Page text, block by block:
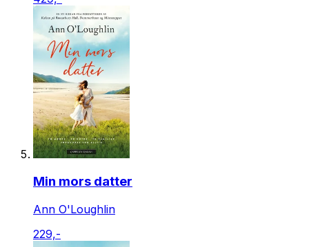
Min mors datter
Ann O'Loughlin
229,-